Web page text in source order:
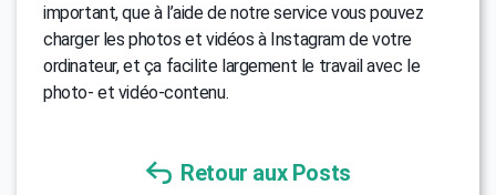
important, que à l’aide de notre service vous pouvez
charger les photos et vidéos à Instagram de votre
ordinateur, et ça facilite largement le travail avec le
photo- et vidéo-contenu.
Retour aux Posts